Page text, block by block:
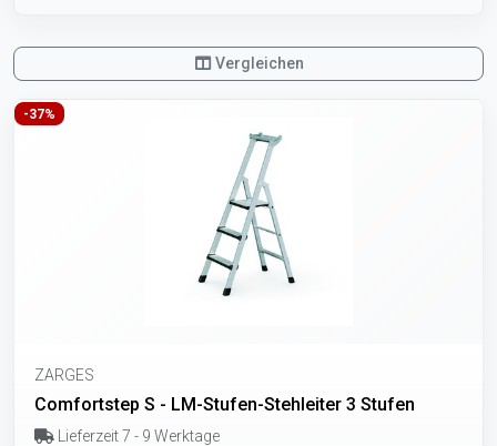
Vergleichen
-37%
ZARGES
Comfortstep S - LM-Stufen-Stehleiter 3 Stufen
Lieferzeit 7 - 9 Werktage